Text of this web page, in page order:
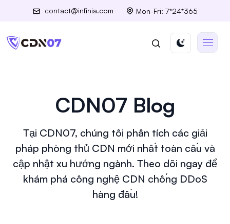
contact@infinia.com Mon-Fri: 7*24*365
CDN07 Blog
Tại CDN07, chúng tôi phân tích các giải
pháp phòng thủ CDN mới nhất toàn cầu và
cập nhật xu hướng ngành. Theo dõi ngay để
khám phá công nghệ CDN chống DDoS
hàng đầu!